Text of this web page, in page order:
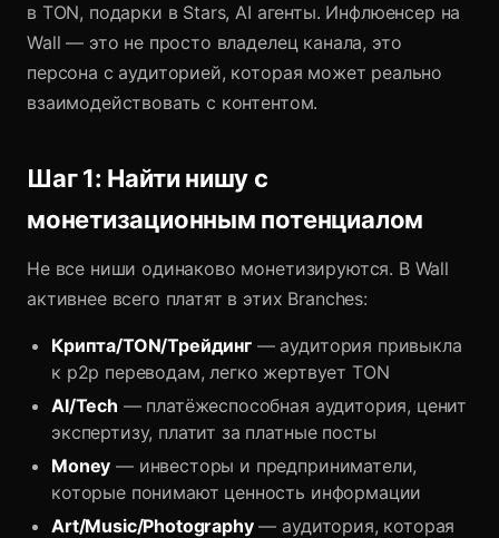
в TON, подарки в Stars, AI агенты. Инфлюенсер на
Wall — это не просто владелец канала, это
персона с аудиторией, которая может реально
взаимодействовать с контентом.
Шаг 1: Найти нишу с
монетизационным потенциалом
Не все ниши одинаково монетизируются. В Wall
активнее всего платят в этих Branches:
Крипта/TON/Трейдинг— аудитория привыкла
к p2p переводам, легко жертвует TON
AI/Tech — платёжеспособная аудитория, ценит
экспертизу, платит за платные посты
Money — инвесторы и предприниматели,
которые понимают ценность информации
Art/Music/Photography— аудитория, которая